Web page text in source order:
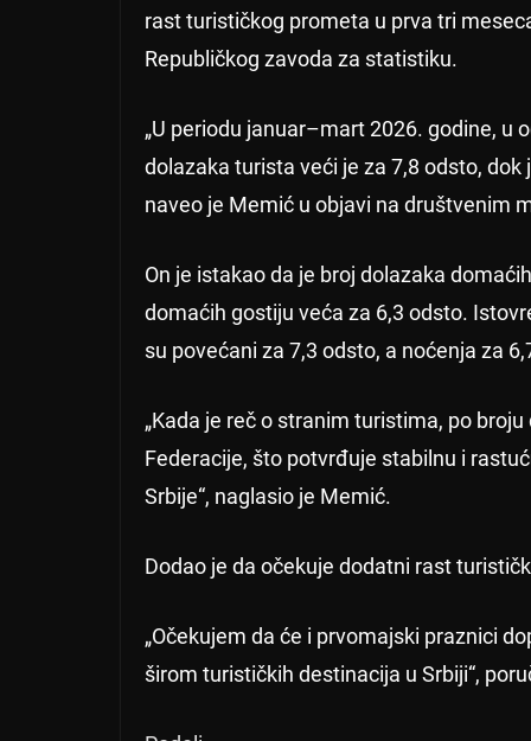
rast turističkog prometa u prva tri
Republičkog zavoda za statistiku.
„U periodu januar–mart 2026. godine, u
dolazaka turista veći je za 7,8 odsto, dok
naveo je Memić u objavi na društvenim
On je istakao da je broj dolazaka
domaćih gostiju veća za 6,3 odsto.
su povećani za 7,3 odsto, a noćenja za
„Kada je reč o stranim turistima, po
Federacije, što potvrđuje stabilnu i
Srbije“, naglasio je Memić.
Dodao je da očekuje dodatni rast
„Očekujem da će i prvomajski praznici
širom turističkih destinacija u Srbiji“,